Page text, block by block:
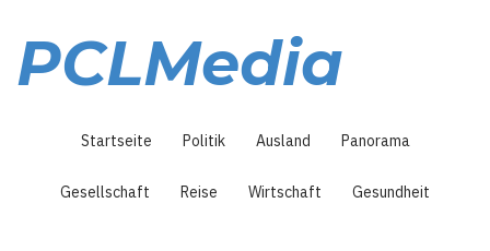
Inhalt
PCLMedia
Startseite Politik Ausland Panorama
Gesellschaft Reise Wirtschaft Gesundheit